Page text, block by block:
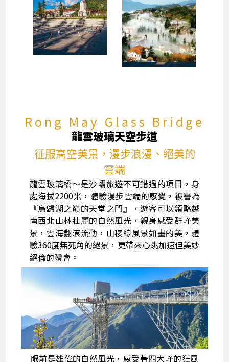
Rong May Glass Bridge
龍雲玻璃天空步道
征服高空美景，漫步浪漫、絕美的
雲端
龍雲玻璃橋～是沙壩旅遊不可錯過的項目，身
處海拔2200米，體驗漫步雲端的感覺，被譽為
『烏歸湖之巔的天堂之門』，遊客可以領略越
南西北山林壯麗的自然風光，親身感受群峰美
景，雲海翻滾流動，山稜線風景如畫的美，體
驗360度無死角的絕景，更帶來心跳加速但美妙
絕倫的體會。
眼前是雄偉的自然風光，感受著四大峰的狂風